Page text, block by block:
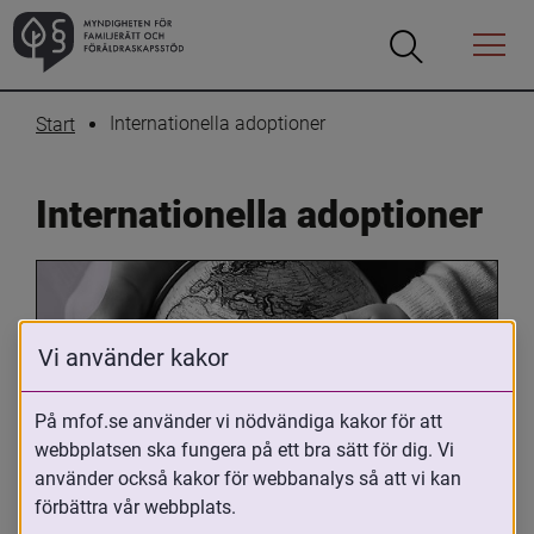
Öppna
Öppna
Menyn
Start Internationella adoptioner
Internationella adoptioner
Oavsett om du är adopterad,
adoptivförälder eller arbetar med
Vi använder kakor
På mfof.se använder vi nödvändiga kakor för att
webbplatsen ska fungera på ett bra sätt för dig. Vi
använder också kakor för webbanalys så att vi kan
förbättra vår webbplats.